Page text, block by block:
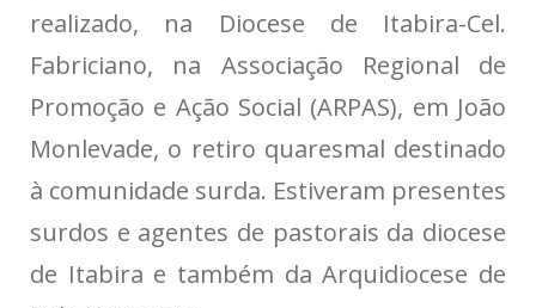
realizado, na Diocese de Itabira-Cel.
Fabriciano, na Associação Regional de
Promoção e Ação Social (ARPAS), em João
Monlevade, o retiro quaresmal destinado
à comunidade surda. Estiveram presentes
surdos e agentes de pastorais da diocese
de Itabira e também da Arquidiocese de